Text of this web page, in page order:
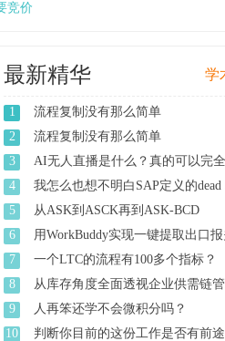
竞价
最新精华 学
1
流程复制没有那么简单
2
流程复制没有那么简单
3
AI无人直播是什么？真的可以完
人 ...
4
我怎么也想不明白SAP定义的dead
有 ...
5
从ASK到ASCK再到ASK-BCD
6
用WorkBuddy实现一键提取出口
7
一个LTC的流程有100多个指标？
8
从库存角度全面透视企业供需链
题 ...
9
人再笨还学不会微积分吗？
10
判断你目前的这份工作是否有前